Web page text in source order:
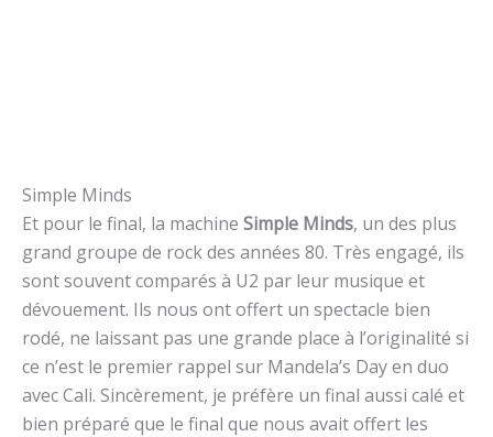
Simple Minds
Et pour le final, la machine Simple Minds, un des plus
grand groupe de rock des années 80. Très engagé, ils
sont souvent comparés à U2 par leur musique et
dévouement. Ils nous ont offert un spectacle bien
rodé, ne laissant pas une grande place à l’originalité si
ce n’est le premier rappel sur Mandela’s Day en duo
avec Cali. Sincèrement, je préfère un final aussi calé et
bien préparé que le final que nous avait offert les